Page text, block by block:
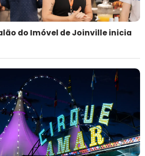
do Imóvel de Joinville inicia